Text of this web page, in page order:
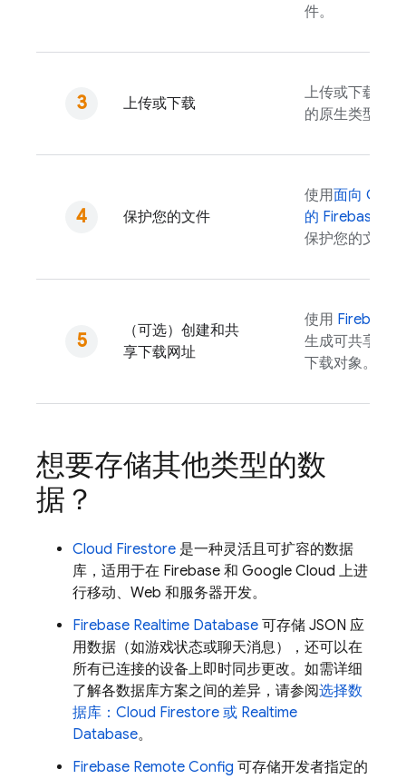
件。
上传或下载
上传或下载为
的原生类型。
保护您的文件
使用面向
的 Firebase
保护您的文件。
（可选）创建和共
享下载网址
使用 Firebase
生成可共享的
下载对象。
想要存储其他类型的数
据？
Cloud Firestore 是一种灵活且可扩容的数据
库，适用于在 Firebase 和 Google Cloud 上进
行移动、Web 和服务器开发。
Firebase Realtime Database 可存储 JSON 应
用数据（如游戏状态或聊天消息），还可以在
所有已连接的设备上即时同步更改。如需详细
了解各数据库方案之间的差异，请参阅选择数
据库： Cloud Firestore 或 Realtime
Database。
Firebase Remote Config 可存储开发者指定的